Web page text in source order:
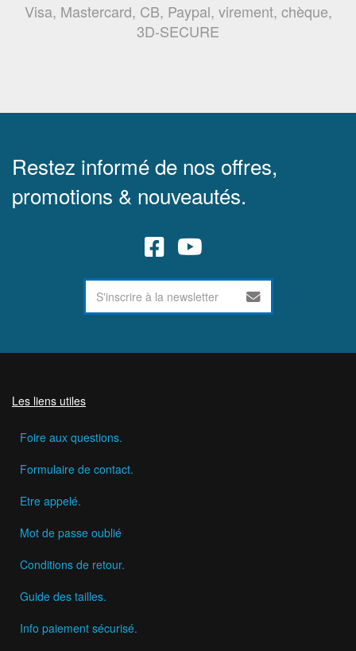
Visa, Mastercard, CB, Paypal, virement, chèque,
3D-SECURE
Restez informé de nos offres,
promotions & nouveautés.
Les liens utiles
Foire aux questions.
Formulaire de contact.
Etre appelé.
Mot de passe oublié
Conditions de retour.
Guide des tailles.
Info paiement sécurisé.